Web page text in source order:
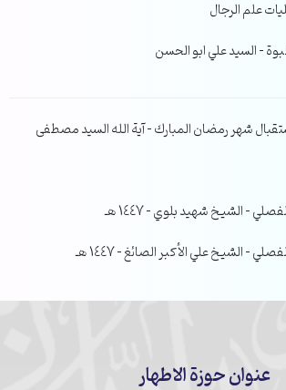
علم الرجال
– السيد علي ابو الحسن
شهر رمضان المبارك – آية الله السيد مصطفى
– الشيخ شهيد بلوي – 1447 هـ
– الشيخ علي الأكبر الصائغ – 1447 هـ
عنوان حوزة الاطهار